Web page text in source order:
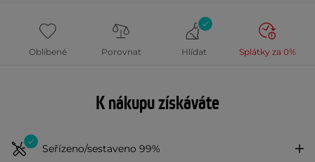
Oblíbené Porovnat Hlídat Splátky za 0%
K nákupu získáváte
Seřízeno/sestaveno 99%